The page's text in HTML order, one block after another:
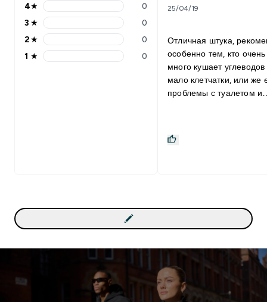
4★
0
3 ★
0
2★
0
1 ★ 0
25/04/19
Отличная штука,
особенно тем, кто очень
много кушает углеводов
мало клетчатки, или же
проблемы с туалетом и
добавлять вместо
и тд.